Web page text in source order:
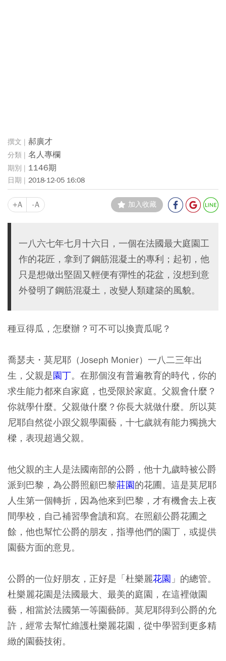
郝廣才
名人專欄
1146期
2018-12-05 16:08
+A -A 加入收藏
一八六七年七月十六日，一個在法國最大庭園工
作的花匠，拿到了鋼筋混凝土的專利；起初，他
只是想做出堅固又輕便有彈性的花盆，沒想到意
外發明了鋼筋混凝土，改變人類建築的風貌。
種豆得瓜，怎麼辦？可不可以換賣瓜呢？
喬瑟夫・莫尼耶（Joseph Monier） 一八二三年出
生，父親是園丁。在那個沒有普遍教育的時代，你的
求生能力都來自家庭，也受限於家庭。父親會什麼？
你就學什麼。父親做什麼？你長大就做什麼。所以莫
尼耶自然從小跟父親學園藝，十七歲就有能力獨挑大
樑，表現超過父親。
他父親的主人是法國南部的公爵，他十九歲時被公爵
派到巴黎，為公爵照顧巴黎莊園的花圃。這是莫尼耶
人生第一個轉折，因為他來到巴黎，才有機會去上夜
間學校，自己補習學會讀和寫。在照顧公爵花圃之
餘，他也幫忙公爵的朋友，指導他們的園丁，或提供
園藝方面的意見。
公爵的一位好朋友，正好是「杜樂麗花園 」的總管。
杜樂麗花園是法國最大、最美的庭園，在這裡做園
藝，相當於法國第一等園藝師。莫尼耶得到公爵的允
許，經常去幫忙維護杜樂麗花園，從中學習到更多精
緻的園藝技術。